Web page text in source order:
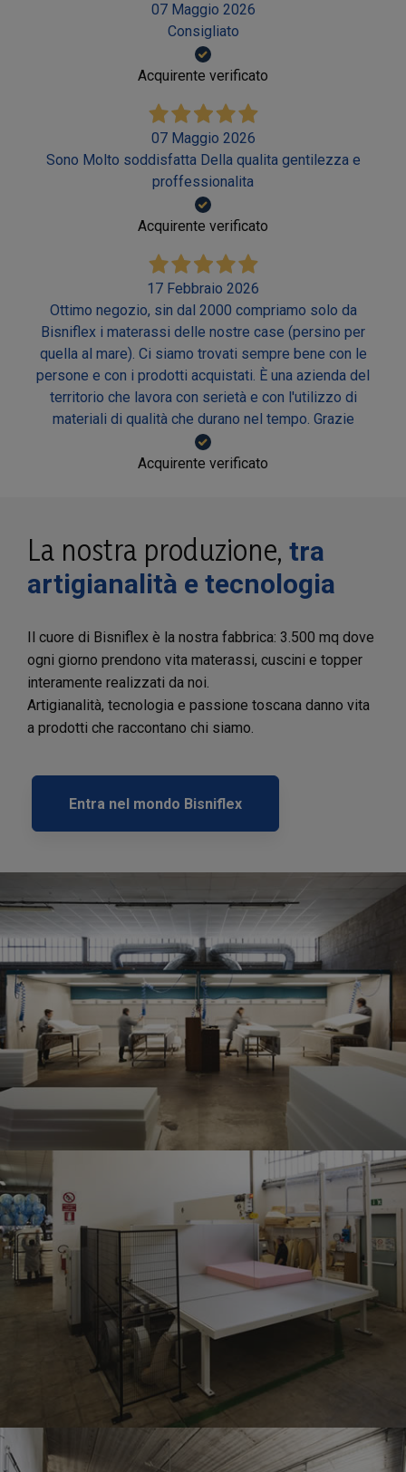
07 Maggio 2026
Consigliato
Acquirente verificato
07 Maggio 2026
Sono Molto soddisfatta Della qualita gentilezza e
proffessionalita
Acquirente verificato
17 Febbraio 2026
Ottimo negozio, sin dal 2000 compriamo solo da
Bisniflex i materassi delle nostre case (persino per
quella al mare). Ci siamo trovati sempre bene con le
persone e con i prodotti acquistati. È una azienda del
territorio che lavora con serietà e con l'utilizzo di
materiali di qualità che durano nel tempo. Grazie
Acquirente verificato
La nostra produzione, tra
artigianalità e tecnologia
Il cuore di Bisniflex è la nostra fabbrica: 3.500 mq dove
ogni giorno prendono vita materassi, cuscini e topper
interamente realizzati da noi.
Artigianalità, tecnologia e passione toscana danno vita
a prodotti che raccontano chi siamo.
Entra nel mondo Bisniflex